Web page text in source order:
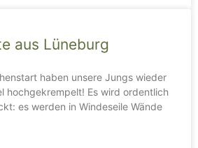
aus Lüneburg
haben unsere Jungs wieder
hochgekrempelt! Es wird ordentlich
es werden in Windeseile Wände